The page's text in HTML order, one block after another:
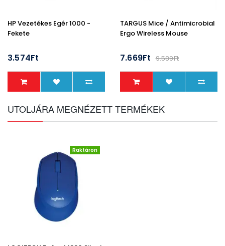
HP Vezetékes Egér 1000 -
Fekete
3.574Ft
TARGUS Mice / Antimicrobial
Ergo Wireless Mouse
7.669Ft 9.589Ft
UTOLJÁRA MEGNÉZETT TERMÉKEK
Raktáron